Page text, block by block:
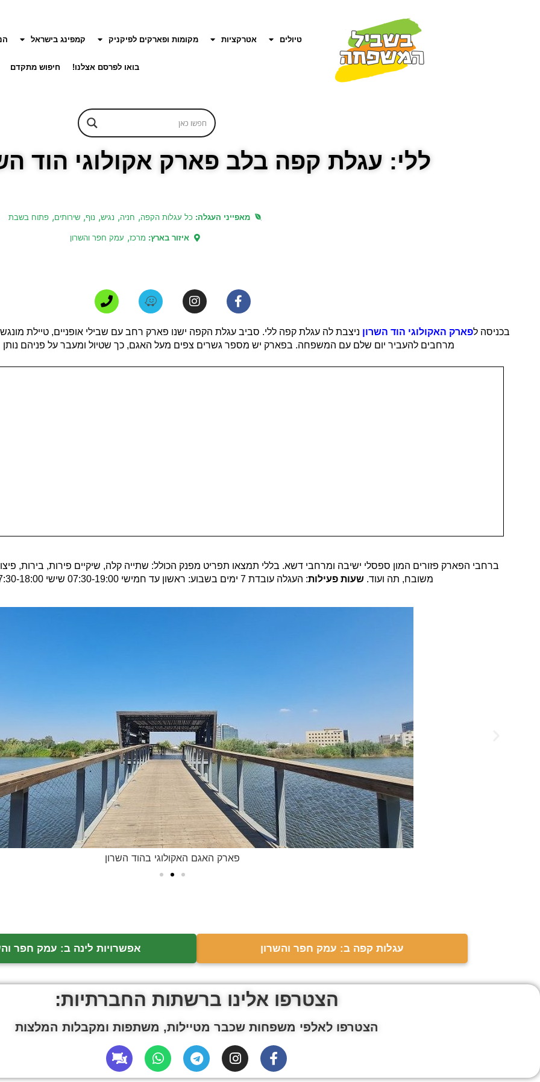
טיולים אטרקציות מקומות ופארקים לפיקניק קמפינג בישראל
בואו לפרסם אצלנו! חיפוש מתקדם
ללי: עגלת קפה בלב פארק אקולוגי הוד
מאפייני העגלה: כל עגלות הקפה, חניה, נגיש, נוף, שירותים, פתוח בשבת
איזור בארץ: מרכז, עמק חפר והשרון
בכניסה לפארק האקולוגי הוד השרון ניצבת לה עגלת קפה ללי. סביב עגלת הקפה ישנו פארק רחב עם שבילי אופניים, טיילת
מרחבים להעביר יום שלם עם המשפחה. בפארק יש מספר גשרים צפים מעל האגם, כך שטיול ומעבר על פניהם
ברחבי הפארק פזורים המון ספסלי ישיבה ומרחבי דשא. בללי תמצאו תפריט מפנק הכולל: שתייה קלה, שיקיים פירות, בירות,
משובח, תה ועוד. שעות פעילות: העגלה עובדת 7 ימים בשבוע: ראשון עד חמישי 07:30-19:00 שישי 07:30-18:00 שבת 07:30-19:00.
פארק האגם האקולוגי בהוד השרון
עגלות קפה ב: עמק חפר והשרון אפשרויות לינה ב: עמק חפר
הצטרפו אלינו ברשתות החברתיות:
הצטרפו לאלפי משפחות שכבר מטיילות, משתפות ומקבלות המלצות